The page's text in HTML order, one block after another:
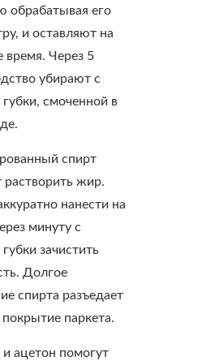
обрабатывая его
и оставляют на
время. Через 5
убирают с
смоченной в
спирт
растворить жир.
нанести на
минуту с
зачистить
Долгое
спирта разъедает
паркета.
ацетон помогут